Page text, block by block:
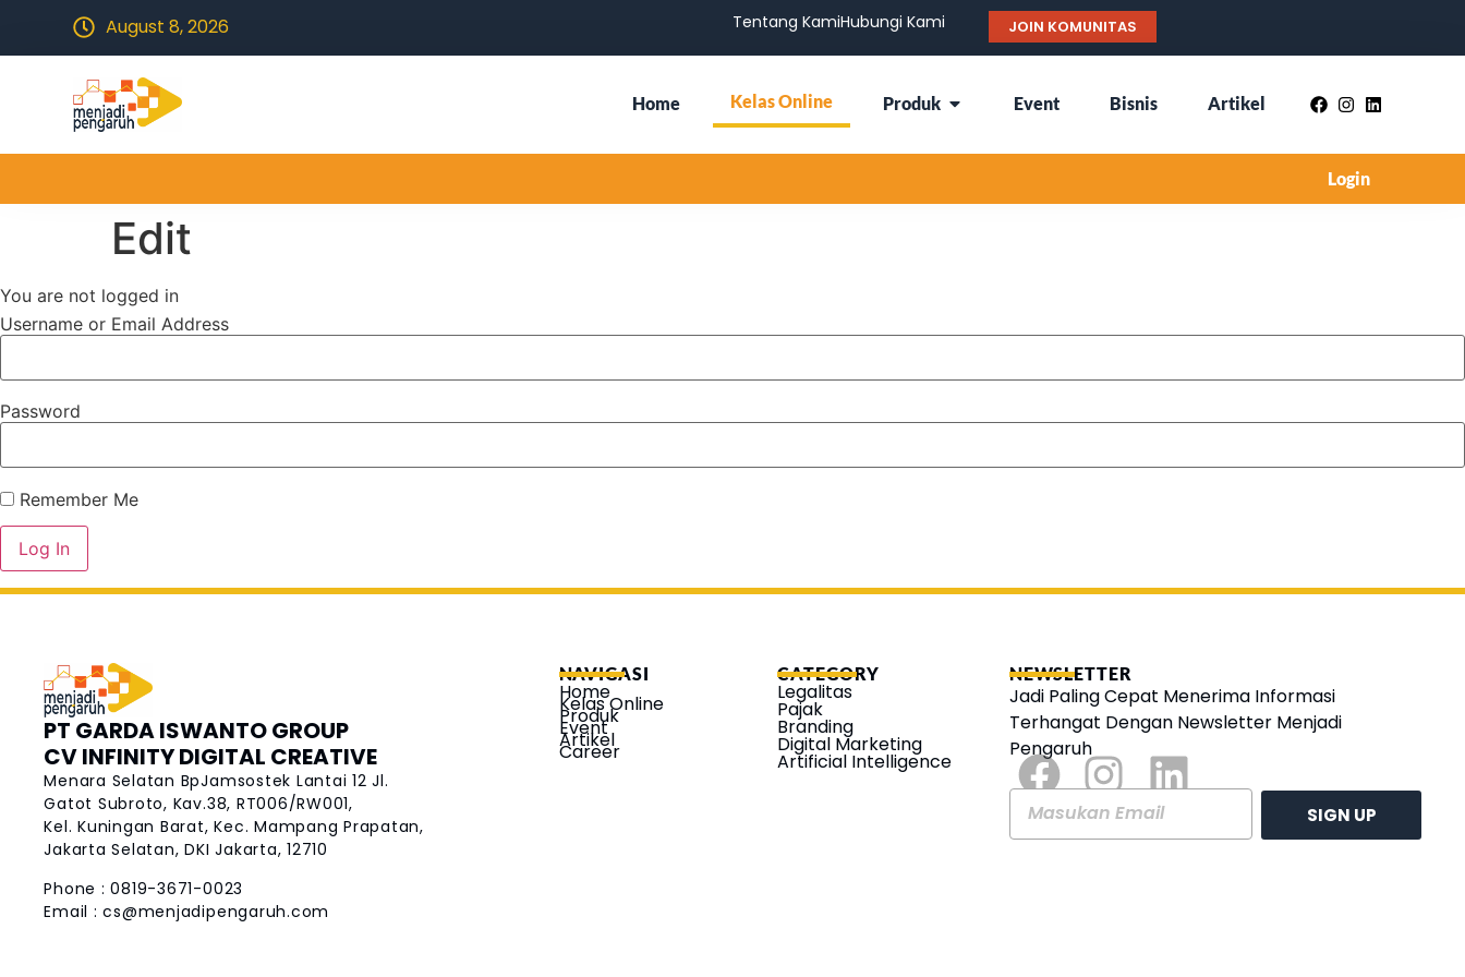
August 8, 2026 Tentang KamiHubungi Kami JOIN KOMUNITAS
Home Kelas Online Produk Event Bisnis Artikel
Login
Edit
You are not logged in
Username or Email Address
Password
Remember Me
PT GARDA ISWANTO GROUP
CV INFINITY DIGITAL CREATIVE
Menara Selatan BpJamsostek Lantai 12Jl.
Gatot Subroto, Kav.38, RT006/RW001,
Kel. Kuningan Barat, Kec. Mampang Prapatan,
Jakarta Selatan, DKI Jakarta, 12710
Phone : 0819-3671-0023
Email :cs@menjadipengaruh.com
NAVIGASI
Home
Kelas Online
Produk
Event
Artikel
Career
CATEGORY
Legalitas
Pajak
Branding
Digital Marketing
Artificial Intelligence
NEWSLETTER
Jadi Paling Cepat Menerima Informasi
Terhangat Dengan Newsletter Menjadi
Pengaruh
SIGN UP